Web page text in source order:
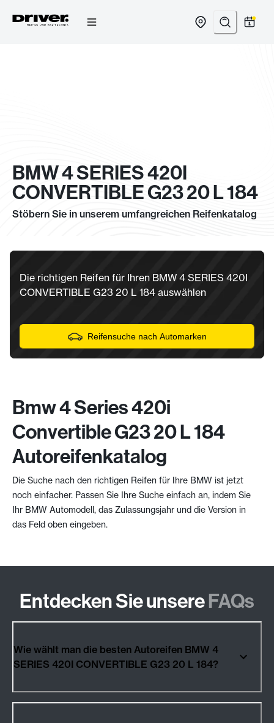
BMW 4 SERIES 420I
CONVERTIBLE G23 20 L 184
Stöbern Sie in unserem umfangreichen Reifenkatalog
Die richtigen Reifen für Ihren BMW 4 SERIES 420I
CONVERTIBLE G23 20 L 184 auswählen
Reifensuche nach Automarken
Bmw 4 Series 420i
Convertible G23 20 L 184
Autoreifenkatalog
Die Suche nach den richtigen Reifen für Ihre BMW ist jetzt
noch einfacher. Passen Sie Ihre Suche einfach an, indem Sie
Ihr BMW Automodell, das Zulassungsjahr und die Version in
das Feld oben eingeben.
Entdecken Sie unsereFAQs
Wie wählt man die besten Autoreifen BMW 4
SERIES 420I CONVERTIBLE G23 20 L 184?